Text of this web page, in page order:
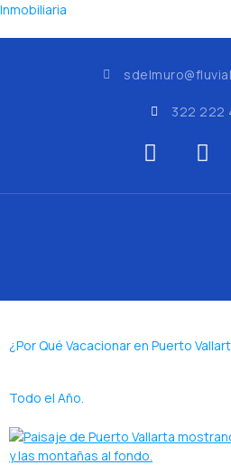
Inmobiliaria
322 222
¿Por Qué Vacacionar en Puerto
Todo el Año.